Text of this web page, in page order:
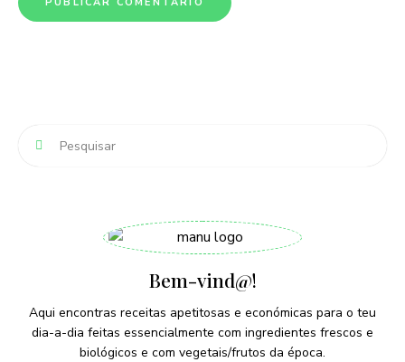
Bem-vind@!
Aqui encontras receitas apetitosas e económicas para o teu
dia-a-dia feitas essencialmente com ingredientes frescos e
biológicos e com vegetais/frutos da época.